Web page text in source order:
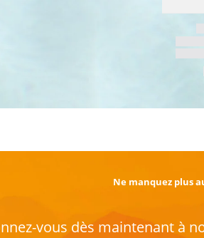
Ne manquez plus
vous dès maintenant à